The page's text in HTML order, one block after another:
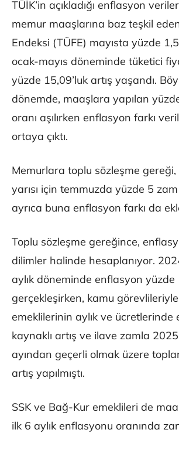
TÜİK’in açıkladığı enflasyon
memur maaşlarına baz teşkil
Endeksi (TÜFE) mayısta yüzde
ocak-mayıs döneminde tüketici
yüzde 15,09’luk artış yaşandı.
dönemde, maaşlara yapılan yüzde
oranı aşılırken enflasyon farkı
ortaya çıktı.
Memurlara toplu sözleşme gereği,
yarısı için temmuzda yüzde 5
ayrıca buna enflasyon farkı da
Toplu sözleşme gereğince,
dilimler halinde hesaplanıyor.
aylık döneminde enflasyon
gerçekleşirken, kamu
emeklilerinin aylık ve ücretlerinde
kaynaklı artış ve ilave zamla 2025
ayından geçerli olmak üzere
artış yapılmıştı.
SSK ve Bağ-Kur emeklileri de
ilk 6 aylık enflasyonu oranında